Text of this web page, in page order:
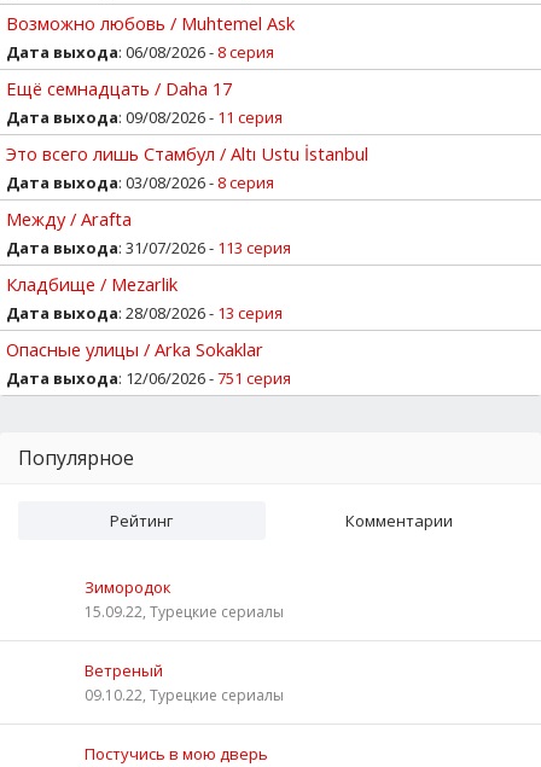
Возможно любовь / Muhtemel Ask
Дата выхода: 06/08/2026 - 8 серия
Ещё семнадцать / Daha 17
Дата выхода: 09/08/2026 - 11 серия
Это всего лишь Стамбул / Altı Ustu İstanbul
Дата выхода: 03/08/2026 - 8 серия
Между / Arafta
Дата выхода: 31/07/2026 - 113 серия
Кладбище / Mezarlik
Дата выхода: 28/08/2026 - 13 серия
Опасные улицы / Arka Sokaklar
Дата выхода: 12/06/2026 -751 серия
Популярное
Рейтинг Комментарии
Зимородок
15.09.22, Турецкие сериалы
Ветреный
09.10.22, Турецкие сериалы
Постучись в мою дверь